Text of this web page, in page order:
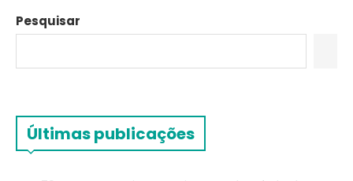
Pesquisar
Últimas publicações